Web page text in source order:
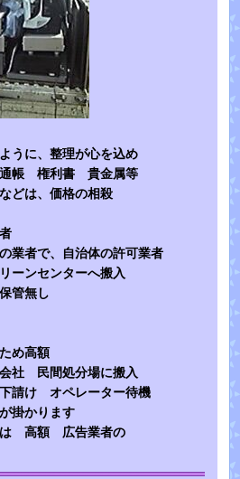
うに、整理が心を込め
帳 権利書 貴金属等
どは、価格の相殺
業者で、自治体の許可業者
ーンセンターへ搬入
管無し
め高額
社 民間処分場に搬入
請け オペレーター待機
掛かります
は 高額 広告業者の